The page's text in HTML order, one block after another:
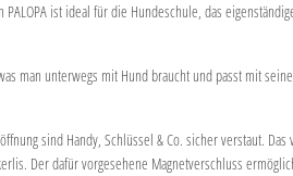
PALOPA ist ideal für die Hundeschule, das
man unterwegs mit Hund braucht und passt mit
sind Handy, Schlüssel & Co. sicher verstaut. Das
Der dafür vorgesehene Magnetverschluss